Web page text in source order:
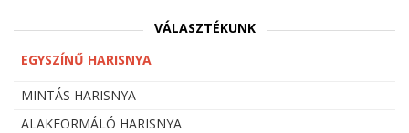
VÁLASZTÉKUNK
EGYSZÍNŰ HARISNYA
MINTÁS HARISNYA
ALAKFORMÁLÓ HARISNYA